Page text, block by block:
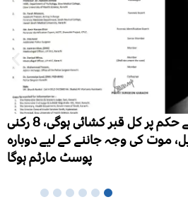
پاکستان میں فالج تیزی سے بڑھتا بحران، ہر سال 3 لاکھ 50
ہزار نئے مریض، ایک لاکھ اموات